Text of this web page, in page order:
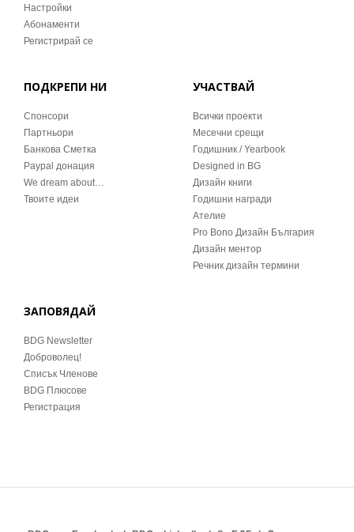
Настройки
Абонаменти
Регистрирай се
ПОДКРЕПИ НИ
Спонсори
Партньори
Банкова Сметка
Paypal донация
We dream about…
Твоите идеи
УЧАСТВАЙ
Всички проекти
Месечни срещи
Годишник / Yearbook
Designed in BG
Дизайн книги
Годишни награди
Ателие
Pro Bono Дизайн България
Дизайн ментор
Речник дизайн термини
ЗАПОВЯДАЙ
BDG Newsletter
Доброволец!
Списък Членове
BDG Плюсове
Регистрация